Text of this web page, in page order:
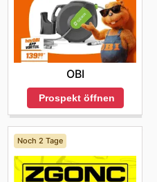
OBI
Prospekt öffnen
Noch 2 Tage